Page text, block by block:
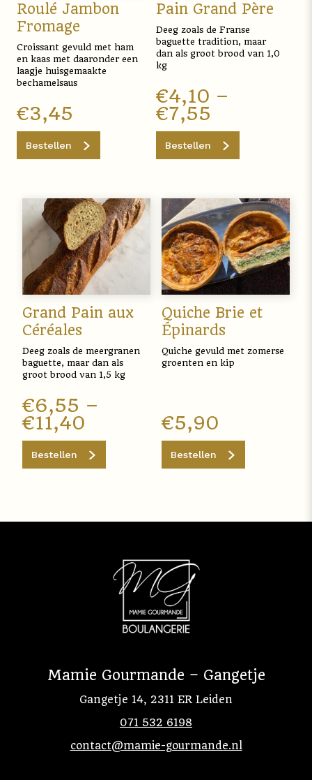
Roulé Jambon
Fromage
Croissant gevuld met ham
en kaas met daaronder een
laagje huisgemaakte
bechamelsaus
€3,45
Bestellen
Pain Grand Père
Deeg zoals de Franse
baguette tradition, maar
dan als groot brood van 1,0
kg
€4,10 –
€7,55
Bestellen
Grand Pain aux
Céréales
Deeg zoals de meergranen
baguette, maar dan als
groot brood van 1,5 kg
€6,55 –
€11,40
Bestellen
Quiche Brie et
Épinards
Quiche gevuld met zomerse
groenten en kip
€5,90
Bestellen
Mamie Gourmande – Gangetje
Gangetje 14, 2311 ER Leiden
071 532 6198
contact@mamie-gourmande.nl